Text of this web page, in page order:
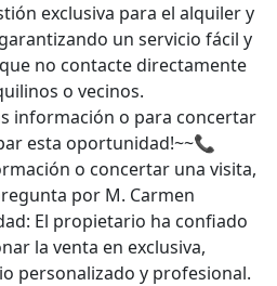
exclusiva para el alquiler y
un servicio fácil y
no contacte directamente
o vecinos.
información o para concertar
esta oportunidad!~~📞
o concertar una visita,
por M. Carmen
El propietario ha confiado
la venta en exclusiva,
personalizado y profesional.